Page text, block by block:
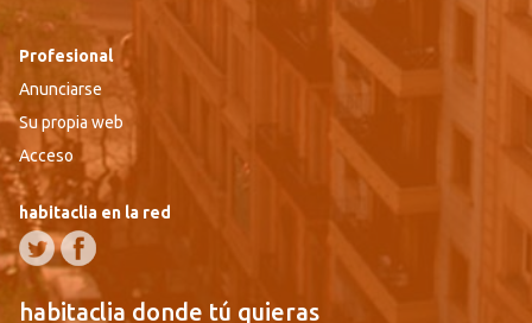
Profesional
Anunciarse
Su propia web
Acceso
habitaclia en la red
habitaclia donde tú quieras